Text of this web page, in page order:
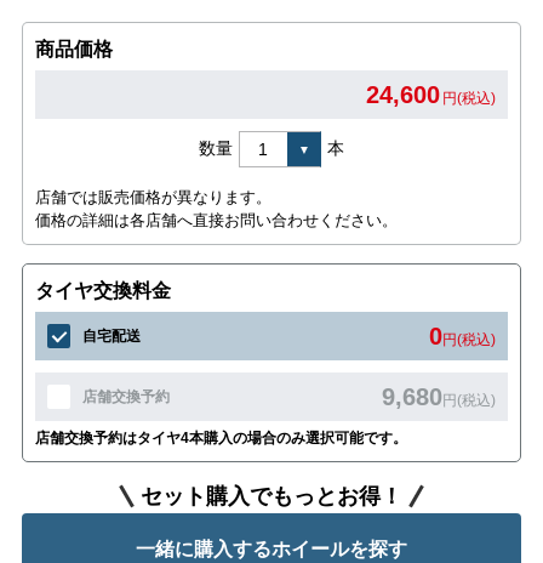
商品価格
24,600 円(税込)
数量 本
店舗では販売価格が異なります。
価格の詳細は各店舗へ直接お問い合わせください。
タイヤ交換料金
自宅配送 0円(税込)
店舗交換予約 9,680円(税込)
店舗交換予約はタイヤ4本購入の場合のみ選択可能です。
セット購入でもっとお得！
一緒に購入するホイールを探す